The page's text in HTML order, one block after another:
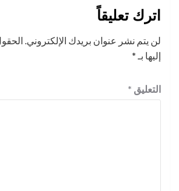
اترك تعليقاً
لن يتم نشر عنوان بريدك الإلكتروني.
إليها بـ *
التعليق *